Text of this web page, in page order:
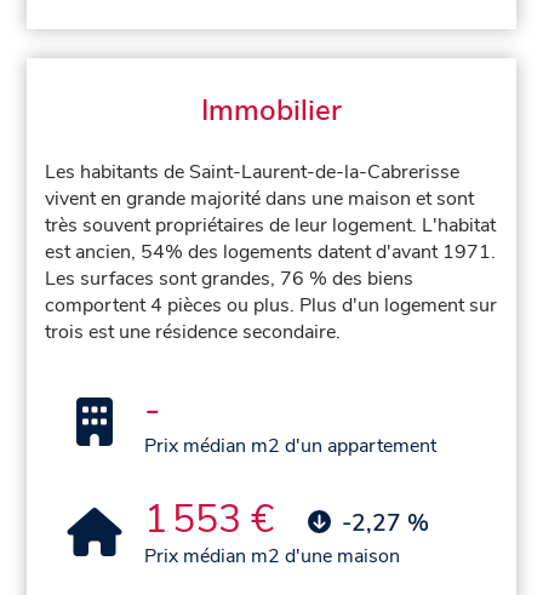
Immobilier
Les habitants de Saint-Laurent-de-la-Cabrerisse
vivent en grande majorité dans une maison et sont
très souvent propriétaires de leur logement. L'habitat
est ancien, 54% des logements datent d'avant 1971.
Les surfaces sont grandes, 76 % des biens
comportent 4 pièces ou plus. Plus d'un logement sur
trois est une résidence secondaire.
-
Prix médian m2 d'un appartement
1 553 € -2,27 %
Prix médian m2 d'une maison